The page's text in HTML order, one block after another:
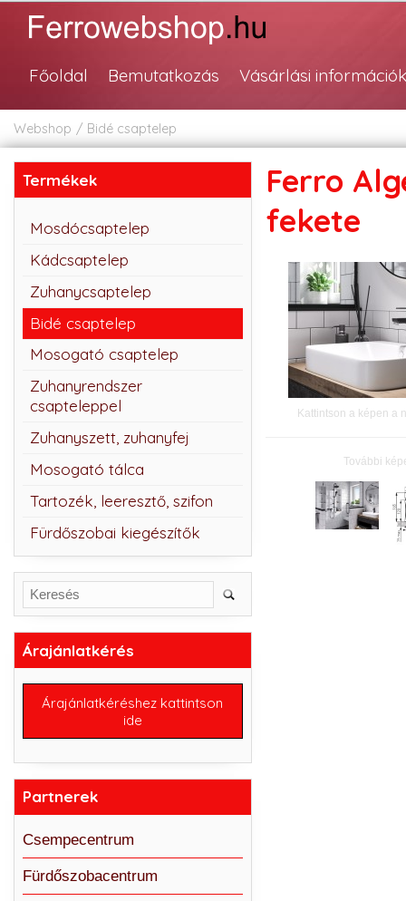
Főoldal Bemutatkozás Vásárlási információk
Webshop Bidé csaptelep
Ferro
fekete
Kattintson a képen a
További
Termékek
Mosdócsaptelep
Kádcsaptelep
Zuhanycsaptelep
Bidé csaptelep
Mosogató csaptelep
Zuhanyrendszer
csapteleppel
Zuhanyszett, zuhanyfej
Mosogató tálca
Tartozék, leeresztő, szifon
Fürdőszobai kiegészítők
Árajánlatkérés
Árajánlatkéréshez kattintson
ide
Partnerek
Csempecentrum
Fürdőszobacentrum